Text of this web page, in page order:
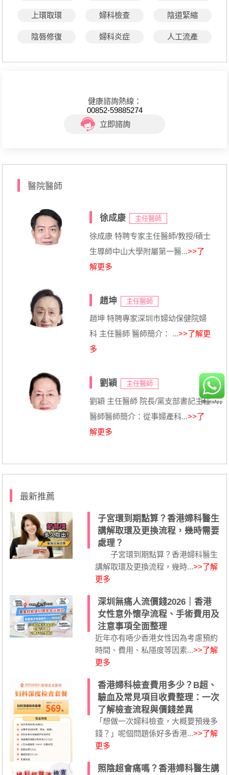
上環取環 婦科檢查 陰道緊縮
陰唇修復 婦科炎症 人工流產
健康諮詢熱線：
00852-59885274
立即諮詢
醫院醫師
徐成康 主任醫師
徐成康 特聘专家主任醫師/教授/碩士
生導師中山大學附屬第一醫...>>了
解更多
趙坤 主任醫師
趙坤 特聘專家深圳市婦幼保健院婦
科 主任醫師 醫師簡介： ...>>了解更
多
劉穎 主任醫師
劉穎 主任醫師 院長/黨支部書記主任
醫師醫師簡介：從事婦產科...>>了
解更多
最新推薦
子宮環到期點算？香港婦科醫生
講解取環及更換流程，幾時需要
處理？
子宮環到期點算？香港婦科醫生
講解取環及更換流程，幾時...>>了解
更多
深圳無痛人流價錢2026｜香港
女性意外懷孕流程、手術費用及
注意事項全面整理
近年亦有唔少香港女性因為考慮預約
時間、費用、私隱度等因素...>>了解
更多
香港婦科檢查費用多少？B超、
驗血及常見項目收費整理：一次
了解檢查流程與價錢差異
「想做一次婦科檢查，大概要預幾多
錢？」呢個問題係好多香港...>>了解
更多
照陰超會痛嗎？香港婦科醫生講